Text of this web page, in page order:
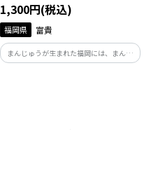
1,300円(税込)
福岡県 富貴
まんじゅうが生まれた福岡には、まんじ
ゅうのように見える丸いカステラがあっ